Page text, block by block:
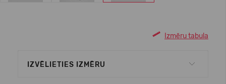
Izmēru tabula
IZVĒLIETIES IZMĒRU